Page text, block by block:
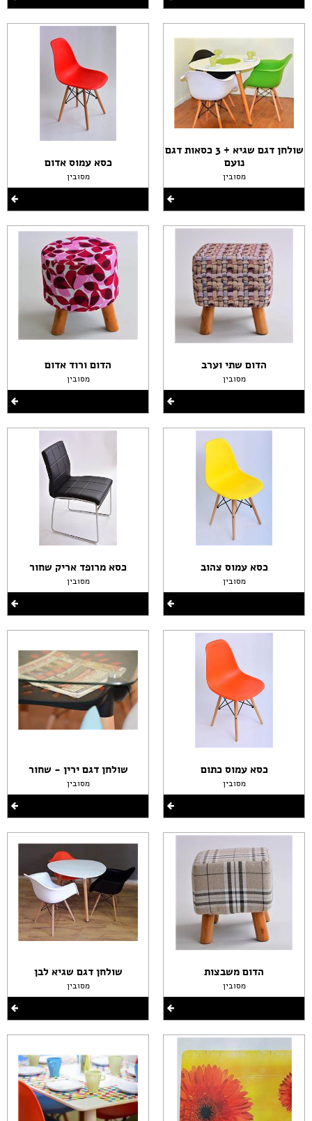
שולחן דגם שגיא + 3 כסאות דגם
נועם
מסובין
הדום שתי וערב
מסובין
כסא עמוס צהוב
מסובין
כסא עמוס כתום
מסובין
הדום משבצות
מסובין
כסא עמוס אדום
מסובין
הדום ורוד אדום
מסובין
כסא מרופד אריק שחור
מסובין
שולחן דגם ירין - שחור
מסובין
שולחן דגם שגיא לבן
מסובין